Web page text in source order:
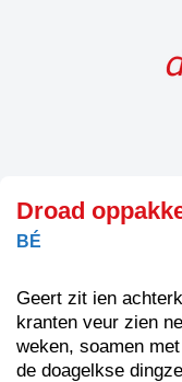
Droad
BÉ
Geert zit ien
kranten veur zien
weken, soamen
de doagelkse